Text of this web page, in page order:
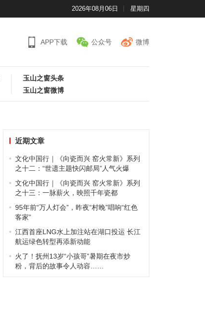
2026年08月06日 星期四
APP下载 公众号 微博
玉山之窗头条
玉山之窗微博
近期文章
文化中国行｜《向瓷而兴 窑火常新》系列
之十二：“世遗主题快闪邮局”人气火爆
文化中国行｜《向瓷而兴 窑火常新》系列
之十三：一脉薪火，映照千年瓷都
95年前“万人灯会”，昨夜“村晚”唱响“红色
客家”
江西首座LNG水上加注站在湖口投运 长江
航运绿色转型再添新动能
火了！抚州13岁“小孩哥”暑期在夜市炒
粉，背后的故事令人动容……